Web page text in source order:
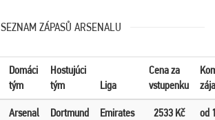
SEZNAM ZÁPASŮ ARSENALU
Domáci
tým
Hostujúci
tým
Liga
Cena za
vstupenku
Arsenal Dortmund
Emirates
2533 Kč
od